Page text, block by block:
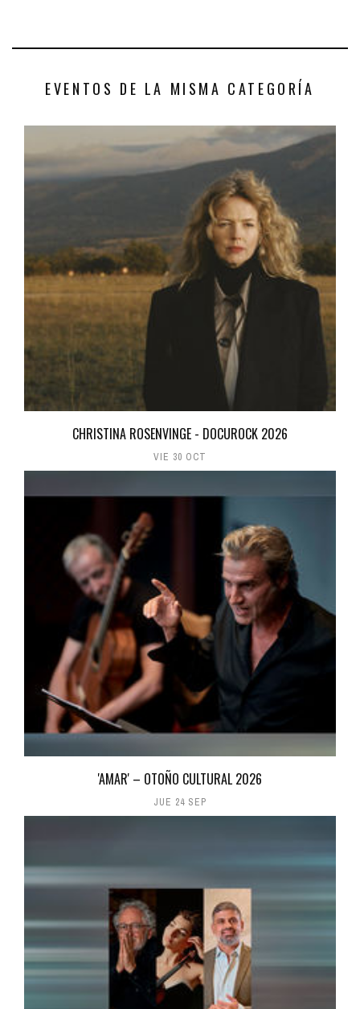
EVENTOS DE LA MISMA CATEGORÍA
CHRISTINA ROSENVINGE - DOCUROCK 2026
VIE 30 OCT
'AMAR' – OTOÑO CULTURAL 2026
JUE 24 SEP